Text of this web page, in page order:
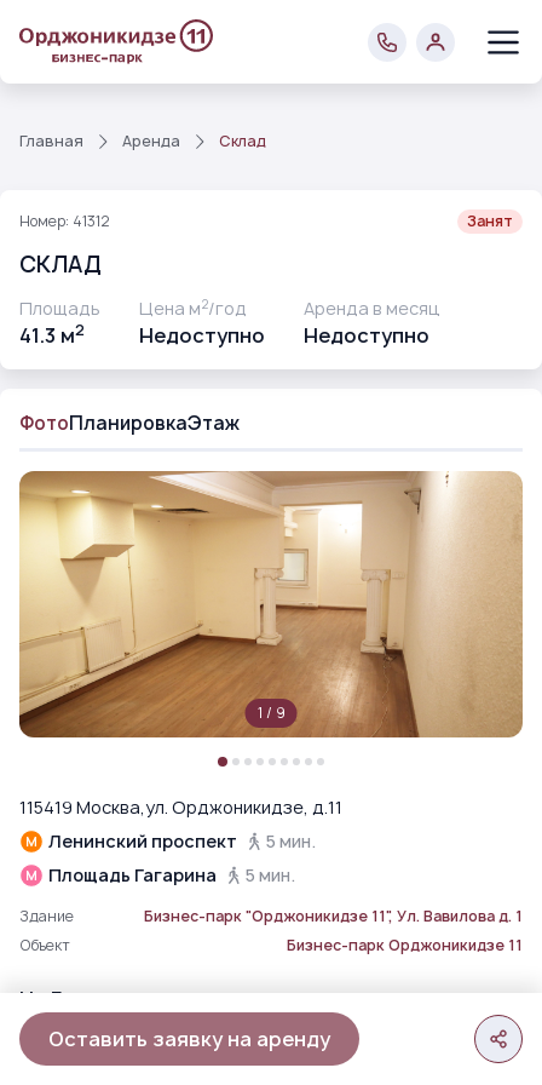
Главная Аренда Склад
Номер: 41312 Занят
СКЛАД
Площадь
41.3 м2
Цена м2/год
Недоступно
Аренда в месяц
Недоступно
ФотоПланировкаЭтаж
1 / 9
115419 Москва,ул. Орджоникидзе, д.11
Ленинский проспект
5 мин.
Площадь Гагарина
5 мин.
Здание
Бизнес-парк "Орджоникидзе 11", Ул. Вавилова д. 1
Объект
Бизнес-парк Орджоникидзе 11
На Генплане
Оставить заявку на аренду